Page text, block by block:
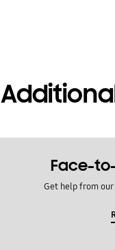
Face-
Get help from